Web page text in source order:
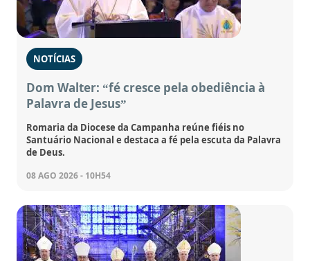
NOTÍCIAS
Dom Walter: “fé cresce pela obediência à
Palavra de Jesus”
Romaria da Diocese da Campanha reúne fiéis no
Santuário Nacional e destaca a fé pela escuta da Palavra
de Deus.
08 AGO 2026 - 10H54